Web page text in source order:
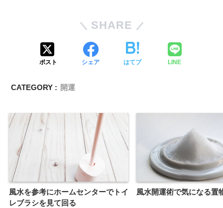
SHARE
ポスト シェア はてブ LINE
CATEGORY : 開運
風水を参考にホームセンターでトイ
レブラシを見て回る
風水開運術で気になる置